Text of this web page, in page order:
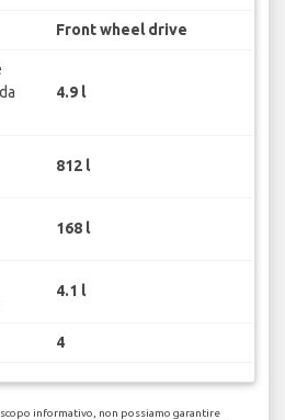
Front wheel drive
4.9 l
812 l
168 l
4.1 l
4
informativo, non possiamo garantire